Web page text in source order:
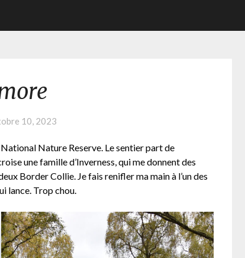
10, 2023
Nature Reserve. Le sentier part de
une famille d’Inverness, qui me donnent des
Border Collie. Je fais renifler ma main à l’un des
lance. Trop chou.